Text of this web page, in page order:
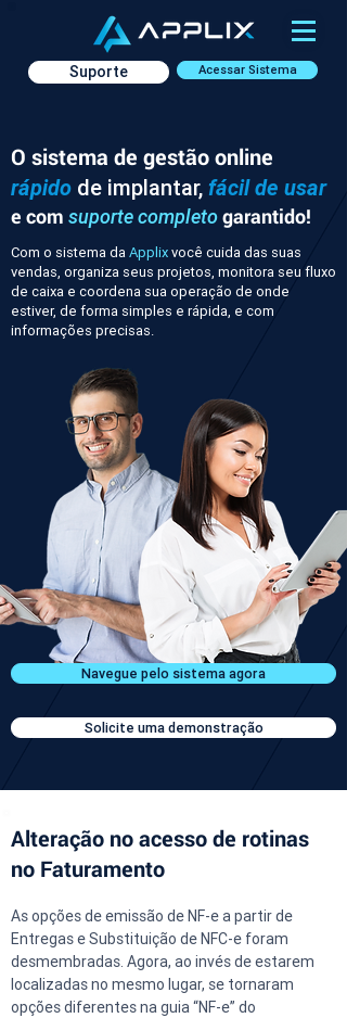
Acessar Sistema
Suporte
O sistema de gestão online
rápido de implantar, fácil de usar
e com suporte completogarantido!
Com o sistema daApplixvocê cuida das suas
vendas, organiza seus projetos, monitora seu fluxo
de caixa e coordena sua operação de onde
estiver, de forma simples e rápida, e com
informações precisas.
Navegue pelo sistema agora
Solicite uma demonstração
Alteração no acesso de rotinas
no Faturamento
As opções de emissão de NF-e a partir de
Entregas e Substituição de NFC-e foram
desmembradas. Agora, ao invés de estarem
localizadas no mesmo lugar, se tornaram
opções diferentes na guia “NF-e” do